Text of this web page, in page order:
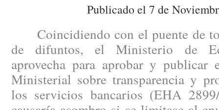
Publicado el 7 de
Coincidiendo con el puente de
de difuntos, el Ministerio de
aprovecha para aprobar y
Ministerial sobre transparencia y
los servicios bancarios (EHA